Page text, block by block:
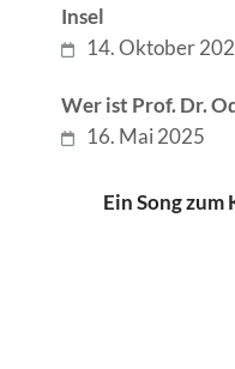
Insel
14. Oktober
Wer ist Prof. Dr.
16. Mai 2025
Ein Song